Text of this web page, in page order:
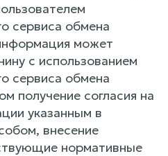
сервиса обмена
может
с использованием
сервиса обмена
получение согласия на
указанным в
внесение
нормативные